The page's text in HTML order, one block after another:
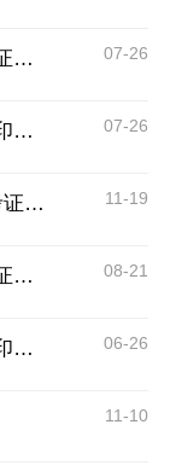
天津2022年8月证券从业统一考试准考证打印时间 07-26
天津2022年8月证券统一测试准考证打印时间 07-26
天津2019年11月证券从业资格考试准考证打印时间及入口 11-19
天津2019年8月证券从业资格考试准考证打印时间及入口 08-21
天津2019年7月证券从业考试准考证打印时间及入口 06-26
11-10